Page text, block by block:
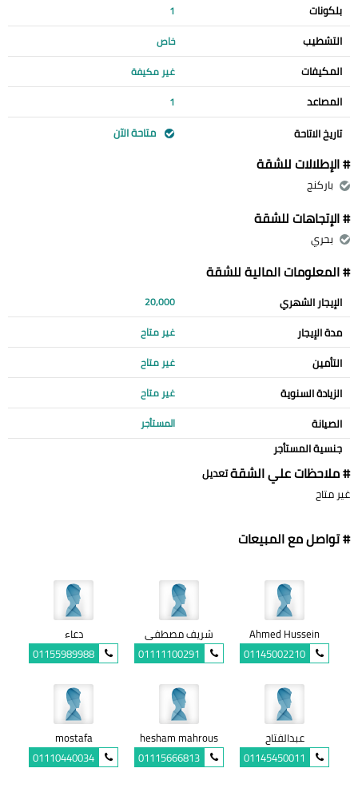
بلكونات 1
التشطيب خاص
المكيفات غير مكيفة
المصاعد 1
تاريخ الاتاحة متاحة الآن
# الإطلالات للشقة
باركنج
# الإتجاهات للشقة
بحري
# المعلومات المالية للشقة
الإيجار الشهري 20,000
مدة الإيجار غير متاح
التأمين غير متاح
الزيادة السنوية غير متاح
الصيانة المستأجر
جنسية المستأجر
# ملاحظات علي الشقةتعديل
غير متاح
# تواصل مع المبيعات
Ahmed Hussein
01145002210
شريف مصطفى
01111100291
دعاء
01155989988
عبدالفتاح
01145450011
hesham mahrous
01115666813
mostafa
01110440034